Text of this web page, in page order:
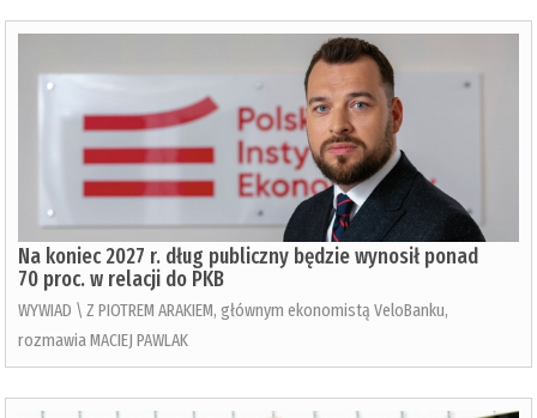
Na koniec 2027 r. dług publiczny będzie wynosił ponad
70 proc. w relacji do PKB
WYWIAD \ Z PIOTREM ARAKIEM, głównym ekonomistą VeloBanku,
rozmawia MACIEJ PAWLAK